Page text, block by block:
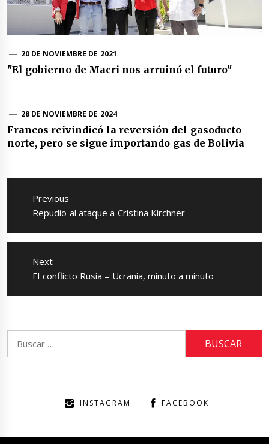
20 DE NOVIEMBRE DE 2021
"El gobierno de Macri nos arruinó el futuro"
28 DE NOVIEMBRE DE 2024
Francos reivindicó la reversión del gasoducto
norte, pero se sigue importando gas de Bolivia
Navegación
entradas
Previous
Previous
Repudio al ataque a Cristina Kirchner
Next
Next
El conflicto Rusia – Ucrania, minuto a minuto
INSTAGRAM FACEBOOK